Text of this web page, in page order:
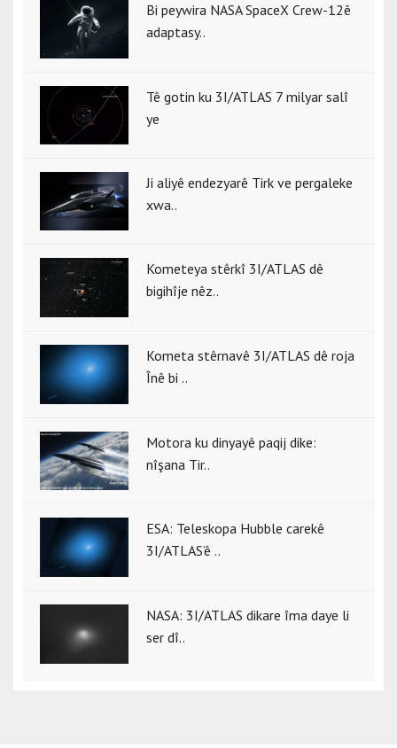
Bi peywira NASA SpaceX Crew-12ê
adaptasy..
Tê gotin ku 3I/ATLAS 7 milyar salî
ye
Ji aliyê endezyarê Tirk ve pergaleke
xwa..
Kometeya stêrkî 3I/ATLAS dê
bigihîje nêz..
Kometa stêrnavê 3I/ATLAS dê roja
Înê bi ..
Motora ku dinyayê paqij dike:
nîşana Tir..
ESA: Teleskopa Hubble carekê
3I/ATLAS’ê ..
NASA: 3I/ATLAS dikare îma daye li
ser dî..